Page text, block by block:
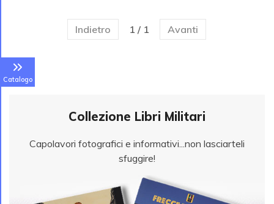
Catalogo
Indietro 1 / 1 Avanti
Collezione Libri Militari
Capolavori fotografici e informativi...non lasciarteli
sfuggire!